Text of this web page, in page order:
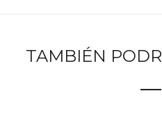
TAMBIÉN